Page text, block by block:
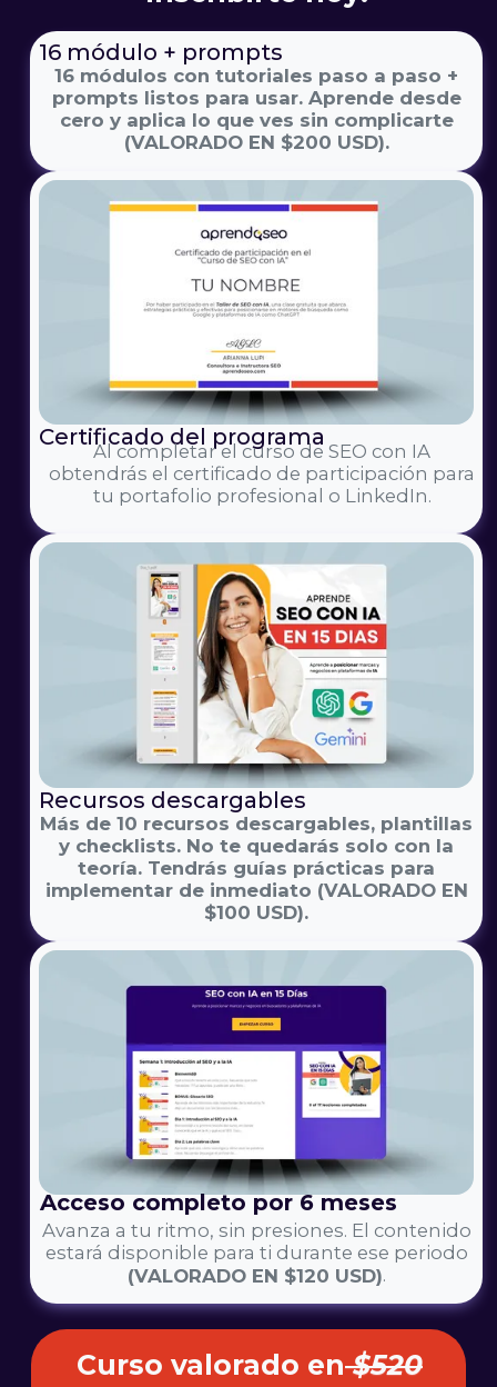
16 módulo + prompts
16 módulos con tutoriales paso a paso +
prompts listos para usar. Aprende desde
cero y aplica lo que ves sin complicarte
(VALORADO EN $200 USD).
Certificado del programa
Al completar el curso de SEO con IA
obtendrás el certificado de participación para
tu portafolio profesional o LinkedIn.
Recursos descargables
Más de 10 recursos descargables, plantillas
y checklists. No te quedarás solo con la
teoría. Tendrás guías prácticas para
implementar de inmediato (VALORADO EN
$100 USD).
Acceso completo por 6 meses
Avanza a tu ritmo, sin presiones. El contenido
estará disponible para ti durante ese periodo
(VALORADO EN $120 USD).
Curso valorado en$520